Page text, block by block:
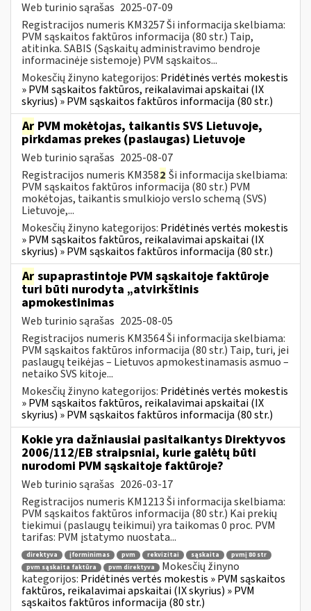
Web turinio sąrašas 2025-07-09
Registracijos numeris KM3257 Ši informacija skelbiama:
PVM sąskaitos faktūros informacija (80 str.) Taip,
atitinka. SABIS (Sąskaitų administravimo bendroje
informacinėje sistemoje) PVM sąskaitos...
Mokesčių žinyno kategorijos: Pridėtinės vertės mokestis
» PVM sąskaitos faktūros, reikalavimai apskaitai (IX
skyrius) » PVM sąskaitos faktūros informacija (80 str.)
Ar PVM mokėtojas, taikantis SVS Lietuvoje,
pirkdamas prekes (paslaugas) Lietuvoje
Web turinio sąrašas 2025-08-07
Registracijos numeris KM3582 Ši informacija skelbiama:
PVM sąskaitos faktūros informacija (80 str.) PVM
mokėtojas, taikantis smulkiojo verslo schemą (SVS)
Lietuvoje,...
Mokesčių žinyno kategorijos: Pridėtinės vertės mokestis
» PVM sąskaitos faktūros, reikalavimai apskaitai (IX
skyrius) » PVM sąskaitos faktūros informacija (80 str.)
Ar supaprastintoje PVM sąskaitoje faktūroje
turi būti nurodyta „atvirkštinis
apmokestinimas
Web turinio sąrašas 2025-08-05
Registracijos numeris KM3564 Ši informacija skelbiama:
PVM sąskaitos faktūros informacija (80 str.) Taip, turi, jei
paslaugų teikėjas – Lietuvos apmokestinamasis asmuo –
netaiko SVS kitoje...
Mokesčių žinyno kategorijos: Pridėtinės vertės mokestis
» PVM sąskaitos faktūros, reikalavimai apskaitai (IX
skyrius) » PVM sąskaitos faktūros informacija (80 str.)
Kokie yra dažniausiai pasitaikantys Direktyvos
2006/112/EB straipsniai, kurie galėtų būti
nurodomi PVM sąskaitoje faktūroje?
Web turinio sąrašas 2026-03-17
Registracijos numeris KM1213 Ši informacija skelbiama:
PVM sąskaitos faktūros informacija (80 str.) Kai prekių
tiekimui (paslaugų teikimui) yra taikomas 0 proc. PVM
tarifas: PVM įstatymo nuostata...
direktyva įforminimas pvm rekvizitai sąskaita
pvmį 80 str
pvm sąskaita faktūra
pvm direktyva
Mokesčių žinyno
kategorijos: Pridėtinės vertės mokestis » PVM sąskaitos
faktūros, reikalavimai apskaitai (IX skyrius) » PVM
sąskaitos faktūros informacija (80 str.)